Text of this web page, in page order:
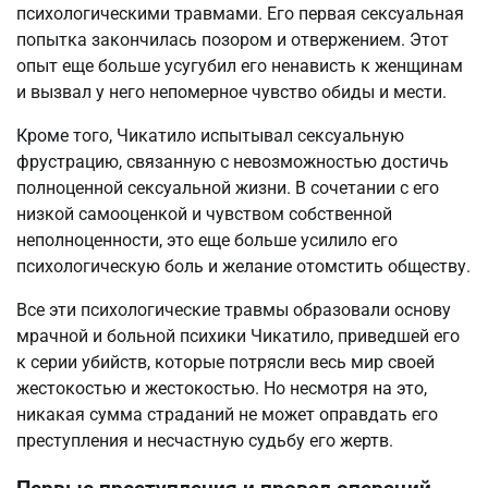
психологическими травмами. Его первая сексуальная
попытка закончилась позором и отвержением. Этот
опыт еще больше усугубил его ненависть к женщинам
и вызвал у него непомерное чувство обиды и мести.
Кроме того, Чикатило испытывал сексуальную
фрустрацию, связанную с невозможностью достичь
полноценной сексуальной жизни. В сочетании с его
низкой самооценкой и чувством собственной
неполноценности, это еще больше усилило его
психологическую боль и желание отомстить обществу.
Все эти психологические травмы образовали основу
мрачной и больной психики Чикатило, приведшей его
к серии убийств, которые потрясли весь мир своей
жестокостью и жестокостью. Но несмотря на это,
никакая сумма страданий не может оправдать его
преступления и несчастную судьбу его жертв.